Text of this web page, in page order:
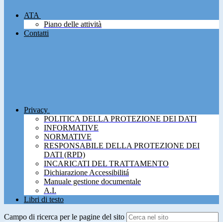
ATA
Piano delle attività
Contatti
Privacy
POLITICA DELLA PROTEZIONE DEI DATI
INFORMATIVE
NORMATIVE
RESPONSABILE DELLA PROTEZIONE DEI
DATI (RPD)
INCARICATI DEL TRATTAMENTO
Dichiarazione Accessibilitá
Manuale gestione documentale
A.I.
Libri di testo
Campo di ricerca per le pagine del sito